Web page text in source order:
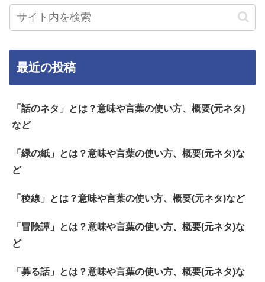
最近の投稿
「話のネタ」とは？意味や言葉の使い方、概要(元ネタ)
など
「緑の紙」とは？意味や言葉の使い方、概要(元ネタ)な
ど
「稜線」とは？意味や言葉の使い方、概要(元ネタ)など
「冒険譚」とは？意味や言葉の使い方、概要(元ネタ)な
ど
「募る話」とは？意味や言葉の使い方、概要(元ネタ)な